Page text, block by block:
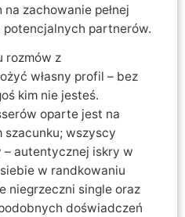
zachowanie pełnej
partnerów.
rozmów z
własny profil – bez
kim nie jesteś.
oparte jest na
szacunku; wszyscy
– autentycznej iskry w
w randkowaniu
niegrzeczni single oraz
doświadczeń